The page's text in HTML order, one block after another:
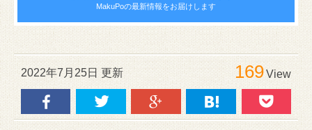
MakuPoの最新情報をお届けします
2022年7月25日 更新 169View